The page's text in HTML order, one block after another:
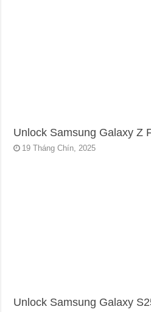
Unlock Samsung Galaxy Z
19 Tháng Chín, 2025
Unlock Samsung Galaxy